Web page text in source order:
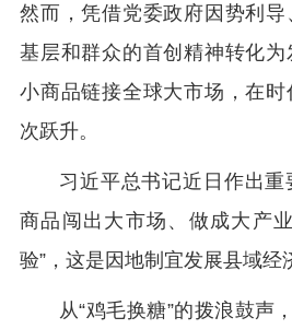
然而，凭借党委政府因势利
基层和群众的首创精神转化为
小商品链接全球大市场，在
次跃升。
习近平总书记近日作出
商品闯出大市场、做成大产
验”，这是因地制宜发展县域经
从“鸡毛换糖”的拨浪鼓声